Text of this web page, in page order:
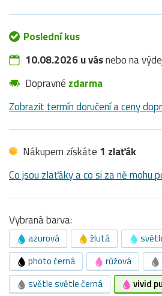
Poslední kus
10.08.2026 u vásnebo na
Dopravné zdarma
Zobrazit termín doručení a ceny
Nákupem získáte 1 zlaťák
Co jsou zlaťáky a co si za ně mohu
Vybraná barva:
azurová žlutá
photo černá
růžová
světle světle černá
vivid